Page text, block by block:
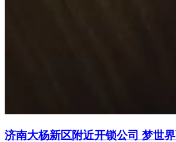
济南大杨新区附近开锁公司 梦世